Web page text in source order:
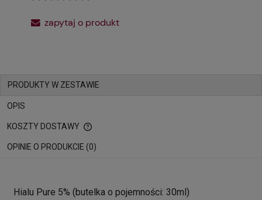
zapytaj o produkt
PRODUKTY W ZESTAWIE
OPIS
KOSZTY DOSTAWY
CENA NIE ZAWIERA EWENTUALNYCH KOSZTÓW PŁATNOŚCI
OPINIE O PRODUKCIE (0)
Hialu Pure 5% (butelka o pojemności: 30ml)